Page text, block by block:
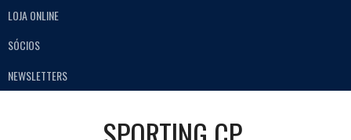
LOJA ONLINE
SÓCIOS
NEWSLETTERS